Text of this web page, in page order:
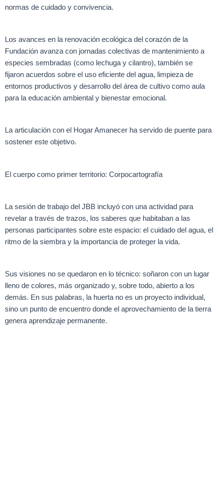
normas de cuidado y convivencia.
Los avances en la renovación ecológica del corazón de la
Fundación avanza con jornadas colectivas de mantenimiento a
especies sembradas (como lechuga y cilantro), también se
fijaron acuerdos sobre el uso eficiente del agua, limpieza de
entornos productivos y desarrollo del área de cultivo como aula
para la educación ambiental y bienestar emocional.
La articulación con el Hogar Amanecer ha servido de puente para
sostener este objetivo.
El cuerpo como primer territorio: Corpocartografía
La sesión de trabajo del JBB incluyó con una actividad para
revelar a través de trazos, los saberes que habitaban a las
personas participantes sobre este espacio: el cuidado del agua, el
ritmo de la siembra y la importancia de proteger la vida.
Sus visiones no se quedaron en lo técnico: soñaron con un lugar
lleno de colores, más organizado y, sobre todo, abierto a los
demás. En sus palabras, la huerta no es un proyecto individual,
sino un punto de encuentro donde el aprovechamiento de la tierra
genera aprendizaje permanente.